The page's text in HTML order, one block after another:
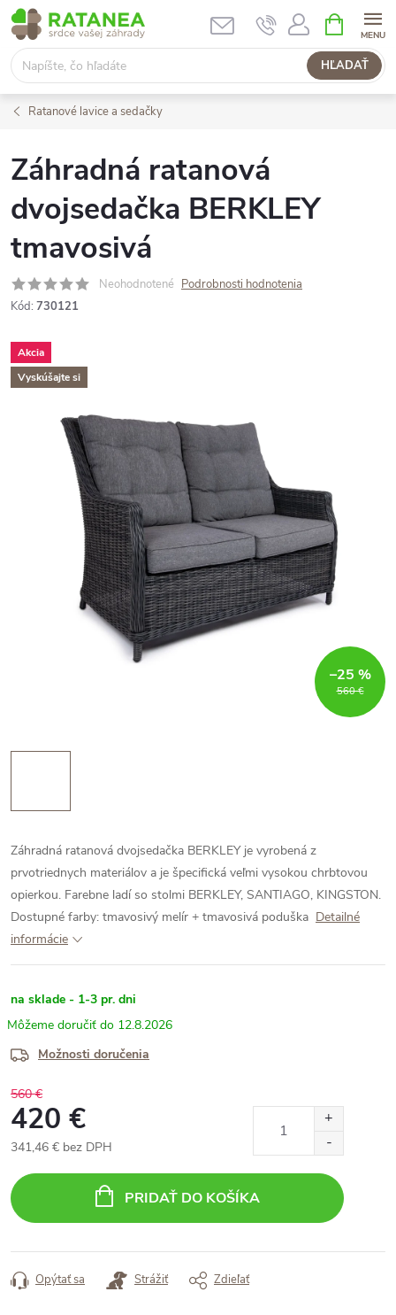
Prejsť
na
obsah
HĽADAŤ
KOŠÍK
Ratanové lavice a sedačky
Záhradná ratanová
dvojsedačka BERKLEY
tmavosivá
Neohodnotené Podrobnosti hodnotenia
Kód: 730121
Akcia
Vyskúšajte si
560 €
–25 %
Záhradná ratanová dvojsedačka BERKLEY je vyrobená z
prvotriednych materiálov a je špecifická veľmi vysokou chrbtovou
opierkou. Farebne ladí so stolmi BERKLEY, SANTIAGO, KINGSTON.
Dostupné farby: tmavosivý melír + tmavosivá poduška Detailné
informácie
na sklade - 1-3 pr. dni
12.8.2026
Možnosti doručenia
560 €
420 €
341,46 € bez DPH
cena:
PRIDAŤ DO KOŠÍKA
Opýtať sa Strážiť Zdieľať